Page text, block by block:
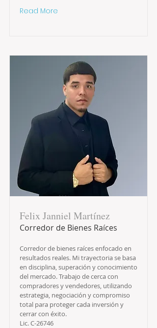
Read More
Felix Janniel Martínez
Corredor de Bienes Raíces
Corredor de bienes raíces enfocado en
resultados reales. Mi trayectoria se basa
en disciplina, superación y conocimiento
del mercado. Trabajo de cerca con
compradores y vendedores, utilizando
estrategia, negociación y compromiso
total para proteger cada inversión y
cerrar con éxito.
Lic. C-26746